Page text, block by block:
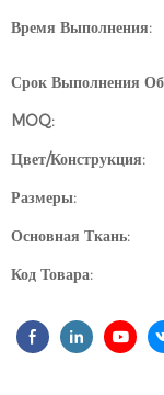
Время Выполнения:
Срок Выполнения
MOQ:
Цвет/Конструкция:
Размеры:
Основная Ткань:
Код Товара: